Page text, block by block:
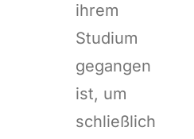
ihrem
Studium
gegangen
ist, um
schließlich